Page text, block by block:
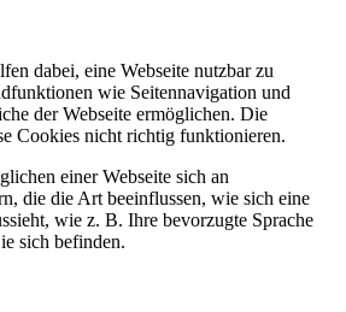
dabei, eine Webseite nutzbar zu
wie Seitennavigation und
der Webseite ermöglichen. Die
Cookies nicht richtig funktionieren.
einer Webseite sich an
die die Art beeinflussen, wie sich eine
wie z. B. Ihre bevorzugte Sprache
sich befinden.